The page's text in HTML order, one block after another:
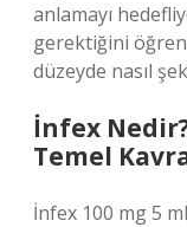
anlamayı
gerektiğini
düzeyde nasıl
İnfex
Temel
İnfex 100 mg 5